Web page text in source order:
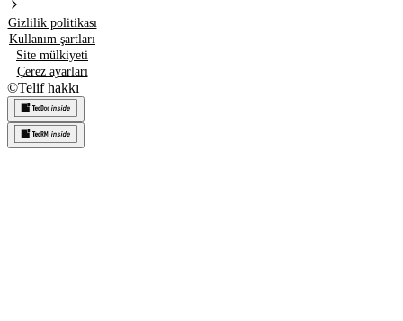
Gizlilik politikası
Kullanım şartları
Site mülkiyeti
Çerez ayarları
©Telif hakkı